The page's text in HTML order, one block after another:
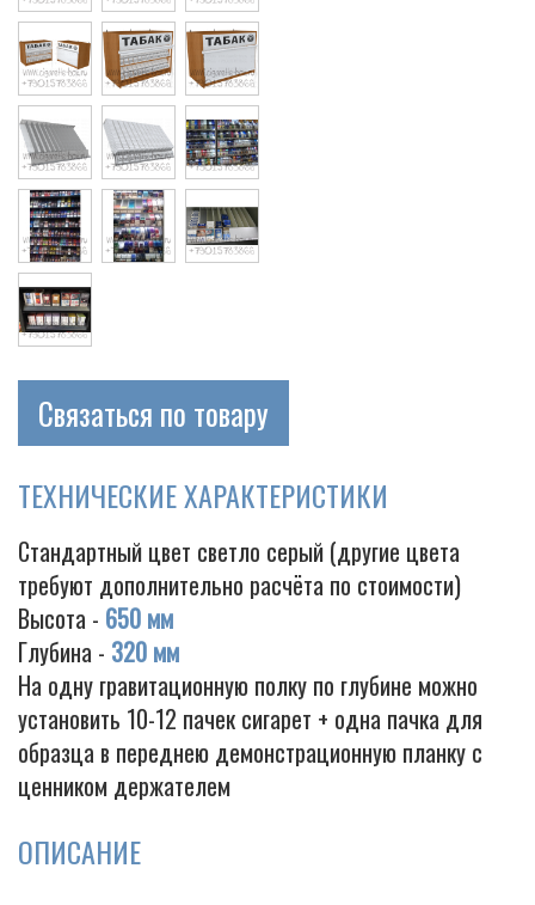
Связаться по товару
ТЕХНИЧЕСКИЕ ХАРАКТЕРИСТИКИ
Стандартный цвет светло серый (другие цвета
требуют дополнительно расчёта по стоимости)
Высота - 650 мм
Глубина - 320 мм
На одну гравитационную полку по глубине можно
установить 10-12 пачек сигарет + одна пачка для
образца в переднею демонстрационную планку с
ценником держателем
ОПИСАНИЕ